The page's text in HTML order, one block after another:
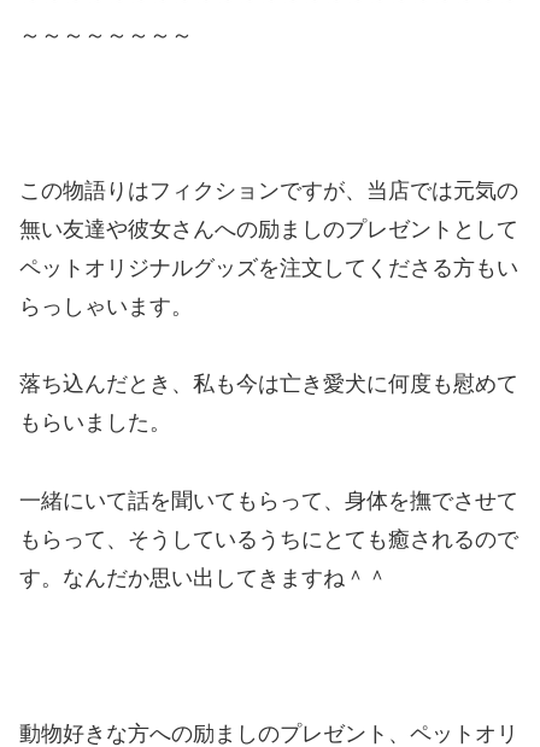
～～～～～～～～
この物語りはフィクションですが、当店では元気の
無い友達や彼女さんへの励ましのプレゼントとして
ペットオリジナルグッズを注文してくださる方もい
らっしゃいます。
落ち込んだとき、私も今は亡き愛犬に何度も慰めて
もらいました。
一緒にいて話を聞いてもらって、身体を撫でさせて
もらって、そうしているうちにとても癒されるので
す。なんだか思い出してきますね＾＾
動物好きな方への励ましのプレゼント、ペットオリ